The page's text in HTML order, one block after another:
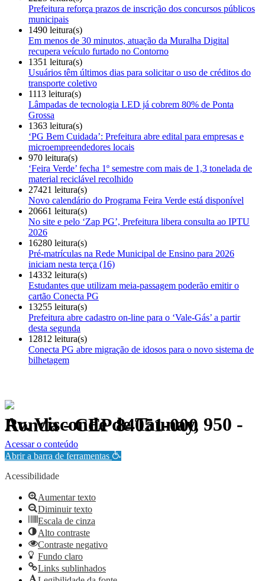
Prefeitura reforça prazos de inscrição dos concursos públicos
municipais
1490 leitura(s)
Em menos de 30 minutos, atuação da Muralha Digital
recupera veículo furtado no Contorno
1351 leitura(s)
Usuários têm últimos dias para solicitar o uso de créditos do
transporte coletivo
1113 leitura(s)
Lâmpadas de tecnologia LED já cobrem 80% de Ponta
Grossa
1363 leitura(s)
‘PG Bem Cuidada’: Prefeitura abre edital para empresas e
microempreendedores locais
970 leitura(s)
‘Feira Verde’ fecha 1º semestre com mais de 1,3 tonelada de
material reciclável recolhido
27421 leitura(s)
Novo calendário do Programa Feira Verde está disponível
20661 leitura(s)
No site e pelo ‘Zap PG’, Prefeitura libera consulta ao IPTU
2026
16280 leitura(s)
Pré-matrículas na Rede Municipal de Ensino para 2026
iniciam nesta terça (16)
14332 leitura(s)
Estudantes que utilizam meia-passagem poderão emitir o
cartão Conecta PG
13255 leitura(s)
Prefeitura abre cadastro on-line para o ‘Vale-Gás’ a partir
desta segunda
12812 leitura(s)
Conecta PG abre migração de idosos para o novo sistema de
bilhetagem
Av. Visconde de Taunay, 950 - Ronda - CEP 84051-000
Política de Privacidade.
Acessar o conteúdo
Abrir a barra de ferramentas
Acessibilidade
Aumentar texto
Diminuir texto
Escala de cinza
Alto contraste
Contraste negativo
Fundo claro
Links sublinhados